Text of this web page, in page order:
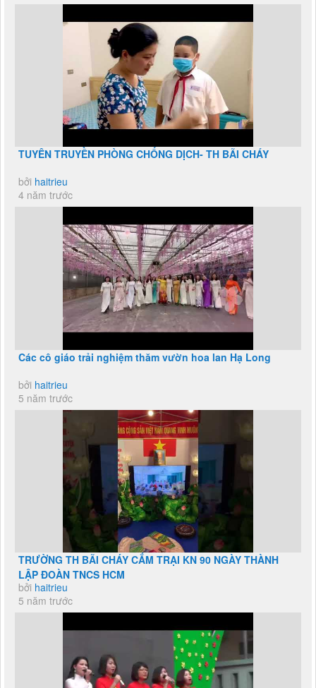
TUYÊN TRUYỀN PHÒNG CHỐNG DỊCH- TH BÃI CHÁY
bởi haitrieu
4 năm trước
Các cô giáo trải nghiệm thăm vườn hoa lan Hạ Long
bởi haitrieu
5 năm trước
TRƯỜNG TH BÃI CHÁY CẮM TRẠI KN 90 NGÀY THÀNH
LẬP ĐOÀN TNCS HCM
bởi haitrieu
5 năm trước